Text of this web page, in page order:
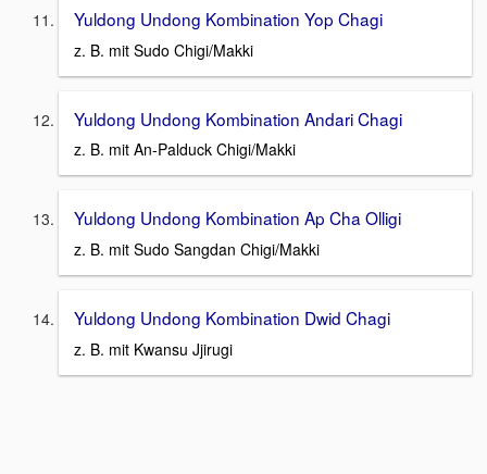
Yuldong Undong Kombination Yop Chagi
z. B. mit Sudo Chigi/Makki
Yuldong Undong Kombination Andari Chagi
z. B. mit An-Palduck Chigi/Makki
Yuldong Undong Kombination Ap Cha Olligi
z. B. mit Sudo Sangdan Chigi/Makki
Yuldong Undong Kombination Dwid Chagi
z. B. mit Kwansu Jjirugi